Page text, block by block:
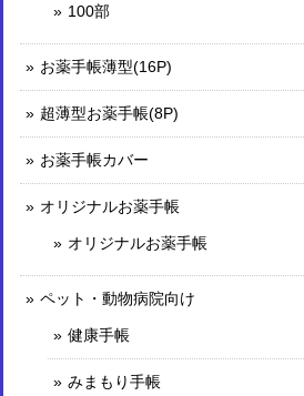
100部
お薬手帳薄型(16P)
超薄型お薬手帳(8P)
お薬手帳カバー
オリジナルお薬手帳
オリジナルお薬手帳
ペット・動物病院向け
健康手帳
みまもり手帳